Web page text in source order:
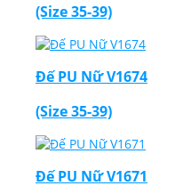
(Size 35-39)
Đế PU Nữ V1674
(Size 35-39)
Đế PU Nữ V1671